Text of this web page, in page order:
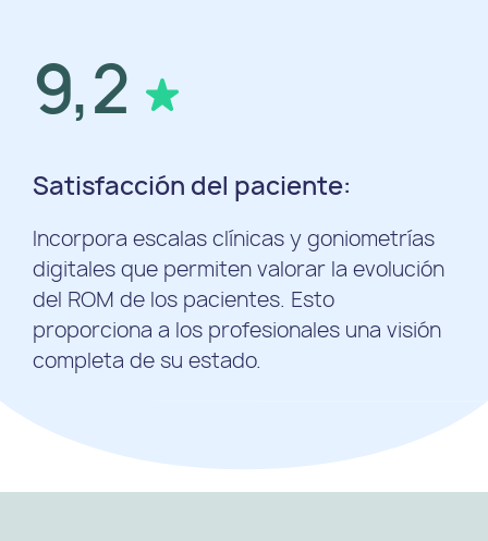
9,2
Satisfacción del paciente:
Incorpora escalas clínicas y goniometrías
digitales que permiten valorar la evolución
del ROM de los pacientes. Esto
proporciona a los profesionales una visión
completa de su estado.